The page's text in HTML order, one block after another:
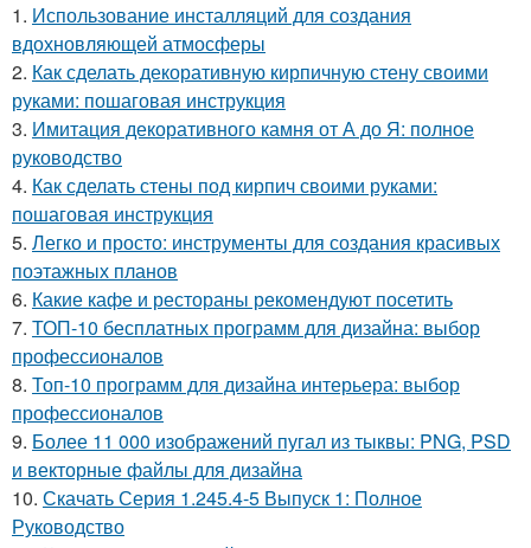
1. Использование инсталляций для создания
вдохновляющей атмосферы
2. Как сделать декоративную кирпичную стену своими
руками: пошаговая инструкция
3. Имитация декоративного камня от А до Я: полное
руководство
4. Как сделать стены под кирпич своими руками:
пошаговая инструкция
5. Легко и просто: инструменты для создания красивых
поэтажных планов
6. Какие кафе и рестораны рекомендуют посетить
7. ТОП-10 бесплатных программ для дизайна: выбор
профессионалов
8. Топ-10 программ для дизайна интерьера: выбор
профессионалов
9. Более 11 000 изображений пугал из тыквы: PNG, PSD
и векторные файлы для дизайна
10. Скачать Серия 1.245.4-5 Выпуск 1: Полное
Руководство